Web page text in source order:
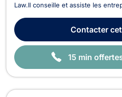
Law.Il conseille et assiste les
rédaction et l'exécution de
litiges pouvant survenir entre
Contactercet
15 min